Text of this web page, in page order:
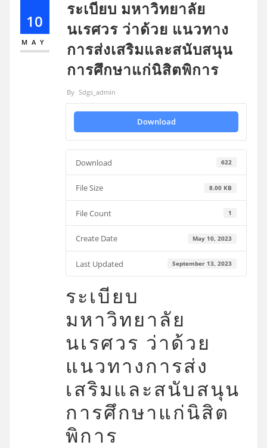
10
MAY
ระเบียบ มหาวิทยาลัย
นเรศวร ว่าด้วย แนวทาง
การส่งเสริมและสนับสนุน
การศึกษาแก่นิสิตพิการ
By Sdgs_admin
Download
Download 622
File Size 8.00 KB
File Count 1
Create Date May 10, 2023
Last Updated September 13, 2023
ระเบียบ
มหาวิทยาลัย
นเรศวร ว่าด้วย
แนวทางการส่ง
เสริมและสนับสนุน
การศึกษาแก่นิสิต
พิการ